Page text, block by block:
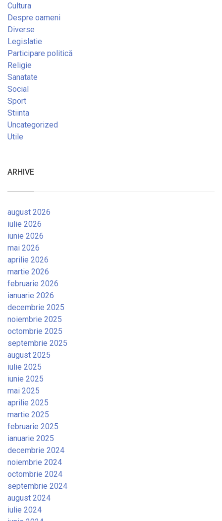
Cultura
Despre oameni
Diverse
Legislatie
Participare politică
Religie
Sanatate
Social
Sport
Stiinta
Uncategorized
Utile
ARHIVE
august 2026
iulie 2026
iunie 2026
mai 2026
aprilie 2026
martie 2026
februarie 2026
ianuarie 2026
decembrie 2025
noiembrie 2025
octombrie 2025
septembrie 2025
august 2025
iulie 2025
iunie 2025
mai 2025
aprilie 2025
martie 2025
februarie 2025
ianuarie 2025
decembrie 2024
noiembrie 2024
octombrie 2024
septembrie 2024
august 2024
iulie 2024